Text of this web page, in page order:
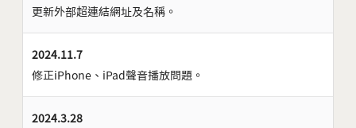
更新外部超連結網址及名稱。
2024.11.7
修正iPhone、iPad聲音播放問題。
2024.3.28